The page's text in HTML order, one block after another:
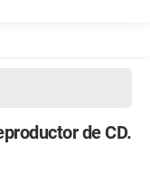
de CD.